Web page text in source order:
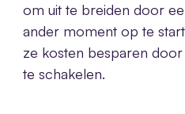
om uit te breiden door
ander moment op te
ze kosten besparen door
te schakelen.